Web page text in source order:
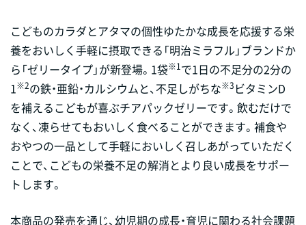
こどものカラダとアタマの個性ゆたかな成長を応援する栄
養をおいしく手軽に摂取できる「明治ミラフル」ブランドか
ら「ゼリータイプ」が新登場。1袋※1で1日の不足分の2分の
1※2の鉄・亜鉛・カルシウムと、不足しがちな※3 ビタミンD
を補えるこどもが喜ぶチアパックゼリーです。飲むだけで
なく、凍らせてもおいしく食べることができます。補食や
おやつの一品として手軽においしく召しあがっていただく
ことで、こどもの栄養不足の解消とより良い成長をサポー
トします。
本商品の発売を通じ、幼児期の成長・育児に関わる社会課題